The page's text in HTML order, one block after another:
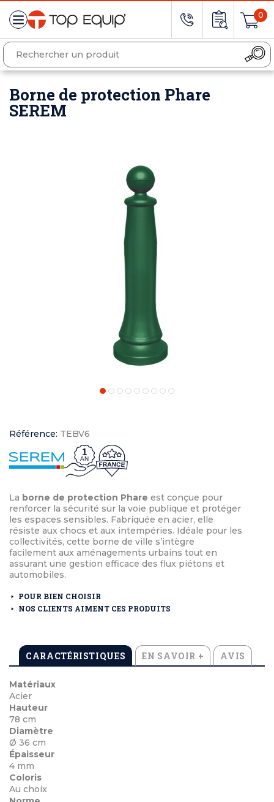
0
Borne de protection Phare
SEREM
Référence: TEBV6
1
AN
La borne de protection Phare est conçue pour
renforcer la sécurité sur la voie publique et protéger
les espaces sensibles. Fabriquée en acier, elle
résiste aux chocs et aux intempéries. Idéale pour les
collectivités, cette borne de ville s’intègre
facilement aux aménagements urbains tout en
assurant une gestion efficace des flux piétons et
automobiles.
POUR BIEN CHOISIR
NOS CLIENTS AIMENT CES PRODUITS
CARACTÉRISTIQUES EN SAVOIR + AVIS
Matériaux
Acier
Hauteur
78 cm
Diamètre
Ø 36 cm
Épaisseur
4 mm
Coloris
Au choix